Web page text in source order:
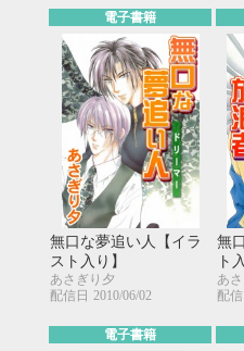
電子書籍
無口な夢追い人【イラ
スト入り】
あさぎり夕
配信日 2010/06/02
無
ト
あ
配信
電子書籍